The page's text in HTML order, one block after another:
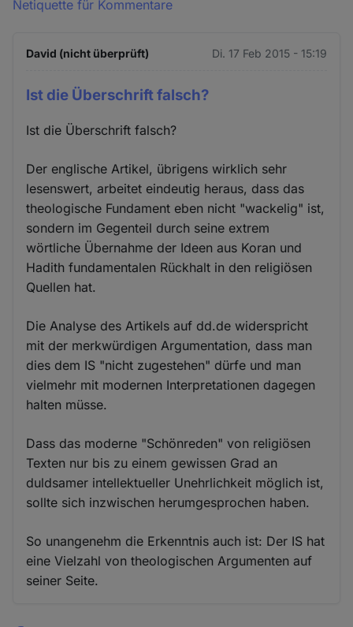
Netiquette für Kommentare
David (nicht überprüft) Di. 17 Feb 2015 - 15:19
Ist die Überschrift falsch?
Ist die Überschrift falsch?
Der englische Artikel, übrigens wirklich sehr
lesenswert, arbeitet eindeutig heraus, dass das
theologische Fundament eben nicht "wackelig" ist,
sondern im Gegenteil durch seine extrem
wörtliche Übernahme der Ideen aus Koran und
Hadith fundamentalen Rückhalt in den religiösen
Quellen hat.
Die Analyse des Artikels auf dd.de widerspricht
mit der merkwürdigen Argumentation, dass man
dies dem IS "nicht zugestehen" dürfe und man
vielmehr mit modernen Interpretationen dagegen
halten müsse.
Dass das moderne "Schönreden" von religiösen
Texten nur bis zu einem gewissen Grad an
duldsamer intellektueller Unehrlichkeit möglich ist,
sollte sich inzwischen herumgesprochen haben.
So unangenehm die Erkenntnis auch ist: Der IS hat
eine Vielzahl von theologischen Argumenten auf
seiner Seite.